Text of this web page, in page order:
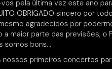
pela última vez este ano
OBRIGADO sincero por
agradecidos por
a maior parte das previsões,
somos bons…
nossos primeiros concertos